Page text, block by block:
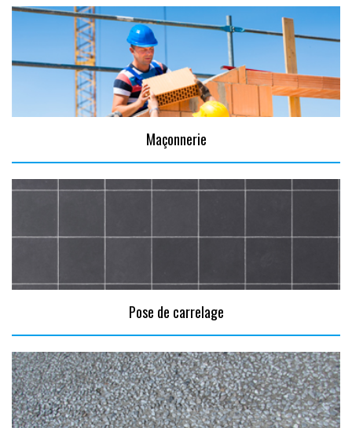
Maçonnerie
Pose de carrelage